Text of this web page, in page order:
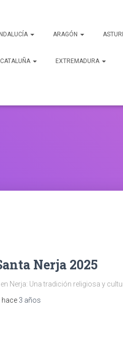
ARAGÓN
CATALUÑA EXTREMADURA
Nerja 2025
en Nerja: Una tradición religiosa y
, hace 3 años